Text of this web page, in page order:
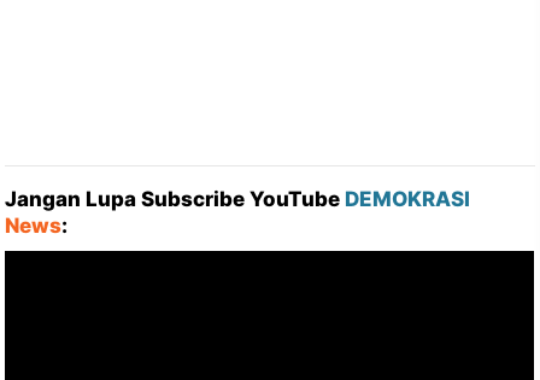
Jangan Lupa Subscribe YouTube DEMOKRASI
News: